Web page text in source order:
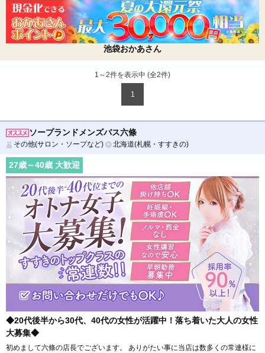
池袋おかあさん
1～2件を表示中 (全2件)
1
ソープランドメンズバス六條
その他(サロン・ソープなど) 北海道(札幌・すすきの)
27歳～40歳 大歓迎
◆20代後半から30代、40代の女性が活躍中！落ち着いた大人の女性
大募集◆
初めまして六條の店長でございます。 ありがたい事に当店は数多くの常連様に